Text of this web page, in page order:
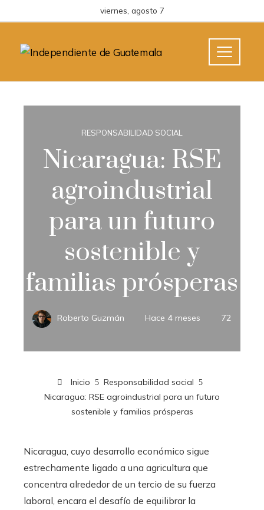
viernes, agosto 7
RESPONSABILIDAD SOCIAL
Nicaragua: RSE
agroindustrial
para un futuro
sostenible y
familias prósperas
Roberto Guzmán Hace 4 meses 72
Inicio
Responsabilidad social
Nicaragua: RSE agroindustrial para un futuro
sostenible y familias prósperas
Nicaragua, cuyo desarrollo económico sigue
estrechamente ligado a una agricultura que
concentra alrededor de un tercio de su fuerza
laboral, encara el desafío de equilibrar la